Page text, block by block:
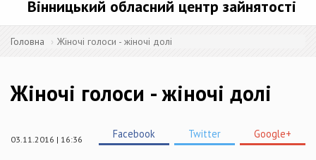
Вінницький обласний центр зайнятості
Головна Жіночі голоси - жіночі долі
Жіночі голоси - жіночі долі
03.11.2016 | 16:36 Facebook Twitter Google+